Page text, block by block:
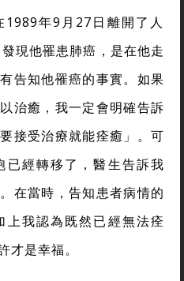
1989年9月27日離開了人
現他罹患肺癌，是在他走
告知他罹癌的事實。如果
治癒，我一定會明確告訴
接受治療就能痊癒」。可
已經轉移了，醫生告訴我
在當時，告知患者病情的
我認為既然已經無法痊
才是幸福。